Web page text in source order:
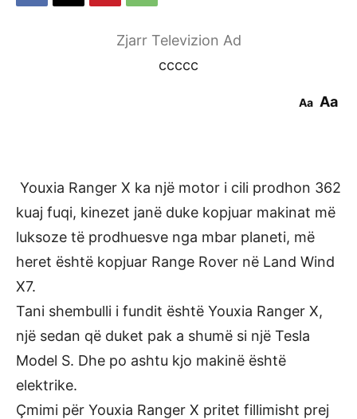
Zjarr Televizion Ad
ccccc
Aa Aa
Youxia Ranger X ka një motor i cili prodhon 362
kuaj fuqi, kinezet janë duke kopjuar makinat më
luksoze të prodhuesve nga mbar planeti, më
heret është kopjuar Range Rover në Land Wind
X7.
Tani shembulli i fundit është Youxia Ranger X,
një sedan që duket pak a shumë si një Tesla
Model S. Dhe po ashtu kjo makinë është
elektrike.
Çmimi për Youxia Ranger X pritet fillimisht prej